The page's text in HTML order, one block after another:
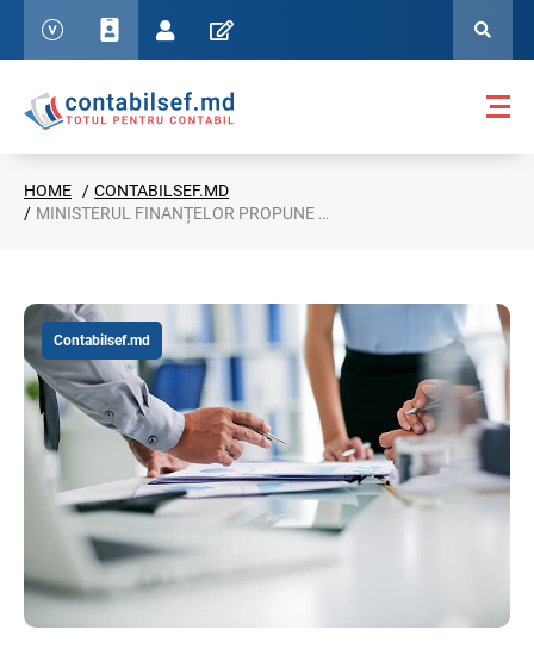
HOME
CONTABILSEF.MD
MINISTERUL FINANȚELOR PROPUNE MODIFICĂRI PRIVIND RAPORTAREA FISCALĂ A REZIDENȚILOR PARCURILOR IT
Contabilsef.md